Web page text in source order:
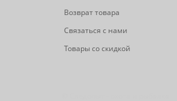
Возврат товара
Связаться с нами
Товары со скидкой